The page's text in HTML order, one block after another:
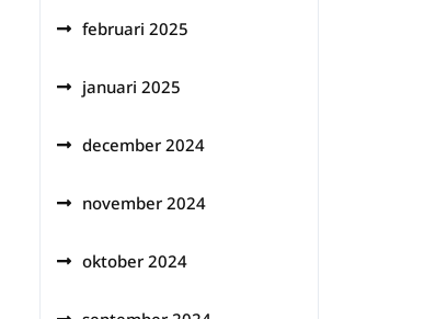
februari 2025
januari 2025
december 2024
november 2024
oktober 2024